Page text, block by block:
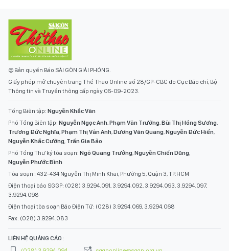
© Bản quyền Báo SÀI GÒN GIẢI PHÓNG.
Giấy phép mở chuyên trang Thể Thao Online số 28/GP-CBC do Cục Báo chí, Bộ
Thông tin và Truyền thông cấp ngày 06-09-2023.
Tổng Biên tập: Nguyễn Khắc Văn
Phó Tổng Biên tập: Nguyễn Ngọc Anh,Phạm Văn Trường,Bùi Thị Hồng Sương,
Trương Đức Nghĩa,Phạm Thị Vân Anh,Dương Văn Quang,Nguyễn Đức Hiển,
Nguyễn Khắc Cường, Trần Gia Bảo
Phó Tổng Thư ký tòa soạn: Ngô Quang Trưởng,Nguyễn Chiến Dũng,
Nguyễn Phước Bình
Tòa soạn : 432-434 Nguyễn Thị Minh Khai, Phường 5, Quận 3, TP.HCM
Điện thoại báo SGGP: (028) 3.9294.091, 3.9294.092, 3.9294.093, 3.9294.097,
3.9294.098
Điện thoại tòa soạn Báo Điện Tử: (028) 3.9294.069, 3.9294.068
Fax: (028) 3.9294.083
LIÊN HỆ QUẢNG CÁO :